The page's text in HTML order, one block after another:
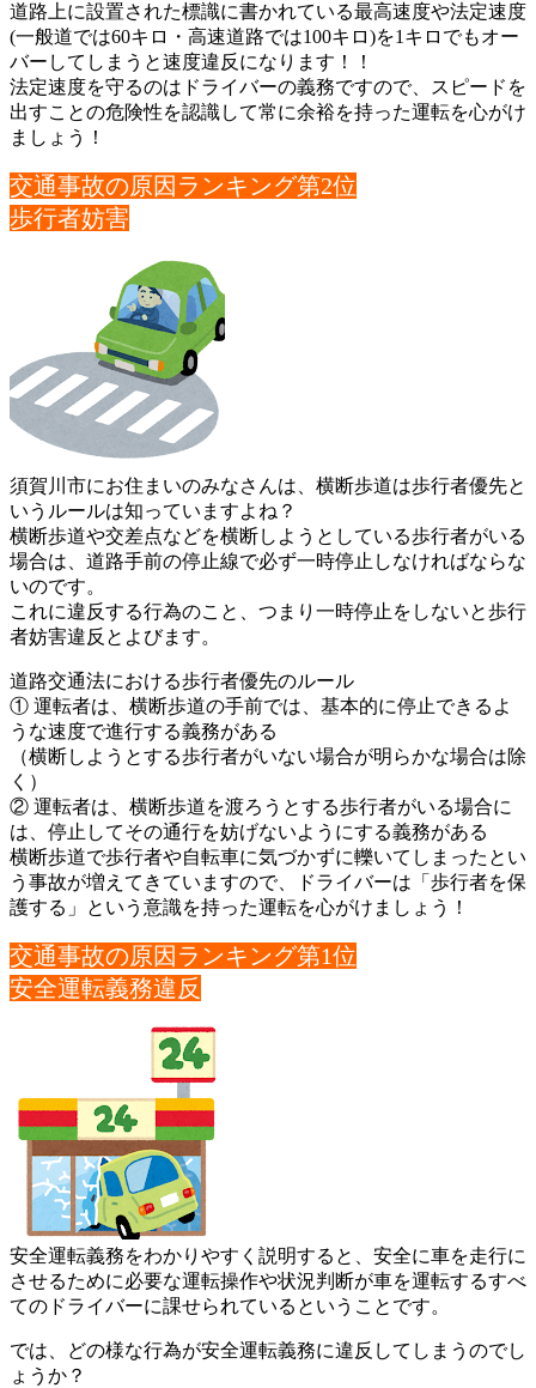
道路上に設置された標識に書かれている最高速度や法定速度
(一般道では60キロ・高速道路では100キロ)を1キロでもオー
バー してしまうと速度違反になります！！
法定速度を守るのはドライバーの義務ですので、スピードを
出すこ との危険性を認識して常に余裕を持った運転を心がけ
ましょう！
交通事故の原因ランキング第2位
歩行者妨害
須賀川市にお住まいのみなさんは、横断歩道は歩行者優先と
いうルールは知っていますよね？
横断歩道や交差点などを横断しようとしている歩行者がいる
場合は 、道路手前の停止線で必ず一時停止しなければならな
いのです。
これに違反する行為のこと、つまり一時停止をしないと歩行
者妨害違反とよびます。
道路交通法における歩行者優先のルール
① 運転者は、横断歩道の手前では、基本的に停止できるよ
うな速度で進行する義務がある
（横断しようとする歩行者がいない場合が明らかな場合は除
く）
② 運転者は、横断歩道を渡ろうとする歩行者がいる場合に
は、停止してその通行を妨げないようにする義務がある
横断歩道で歩行者や自転車に気づかずに轢いてしまったとい
う事故が増えてきていますので、ドライバーは「歩行者を保
護する」とい う意識を持った運転を心がけましょう！
交通事故の原因ランキング第1位
安全運転義務違反
安全運転義務をわかりやすく説明すると、安全に車を走行に
させるために必要な運転操作や状況判断が車を運転するすべ
てのドライバーに課せられているということです。
では、どの様な行為が安全運転義務に違反してしまうのでし
ょうか ？